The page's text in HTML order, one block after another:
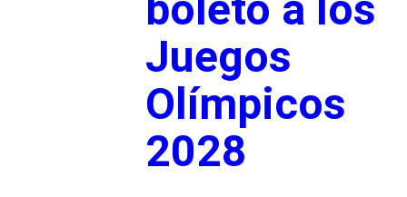
Juegos
Olímpicos
2028